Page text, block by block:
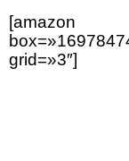
[amazon
grid=»3″]